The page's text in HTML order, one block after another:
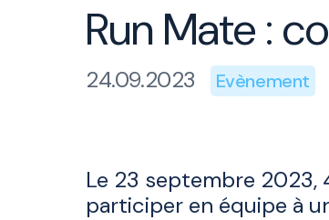
Run Mate :
24.09.2023 Evènement
Le 23 septembre 2023,
participer en équipe à